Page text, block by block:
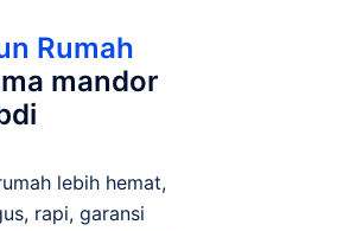
Rumah
mandor
lebih hemat,
rapi, garansi